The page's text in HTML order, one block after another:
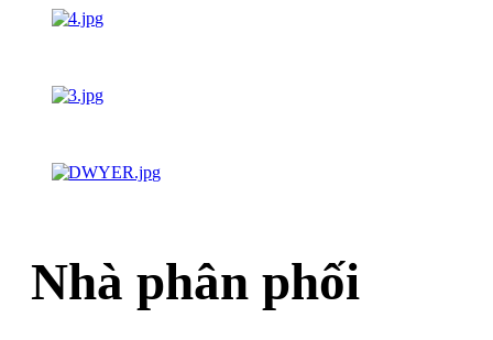
Nhà phân phối